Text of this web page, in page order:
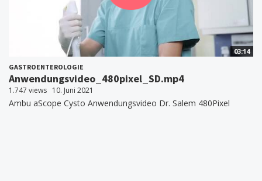
03:14
GASTROENTEROLOGIE
Anwendungsvideo_480pixel_SD.mp4
1.747 views 10. Juni 2021
Ambu aScope Cysto Anwendungsvid eo Dr. Salem 480Pixel